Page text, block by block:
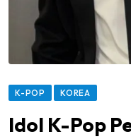
K-POP KOREA
Idol K-Pop